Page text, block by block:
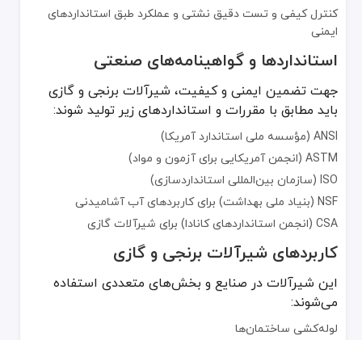
کاربردهای صنعتی
کنترل مواد شیمیایی و سیالات در واحدهای تولیدی
سیستم‌های اطفای حریق
تنظیم جریان آب دراسپرینکلرها
ویژگی‌های کلیدی شیرآلات برنجی و گازی
مقاومت بالا در برابر خوردگی – برنج در محیط‌های مرطوب به‌خوبی
دوام زیاد – عمر مفید طولانی و استهلاک پایین
آب‌بندی قوی – جلوگیری از نشتی گاز و مایعات
تحمل دمایی مناسب – امکان کار در شرایط دمایی مختلف
نصب آسان – طراحی کاربرپسند برای فرآیند نصب ساده‌تر
کنترل کیفی و تست دقیق نشتی و عملکرد طبق استانداردهای
ایمنی
استانداردها و گواهینامه‌های صنعتی
جهت تضمین ایمنی و کیفیت، شیرآلات برنجی و گازی
باید مطابق با مقررات و استانداردهای زیر تولید شوند:
ANSI (مؤسسه ملی استاندارد آمریکا)
ASTM (انجمن آمریکایی برای آزمون و مواد)
ISO (سازمان بین‌المللی استانداردسازی)
NSF (بنیاد ملی بهداشت) برای کاربردهای آب آشامیدنی
CSA (انجمن استانداردهای کانادا) برای شیرآلات گازی
کاربردهای شیرآلات برنجی و گازی
این شیرآلات در صنایع و بخش‌های متعددی استفاده
می‌شوند:
لوله‌کشی ساختمان‌ها